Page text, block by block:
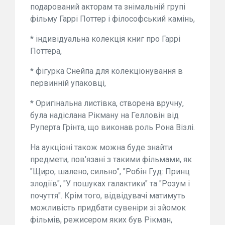
подарований акторам та знімальній групі
фільму Гаррі Поттер і філософський камінь,
* індивідуальна колекція книг про Гаррі
Поттера,
* фігурка Снейпа для колекціонування в
первинній упаковці,
* Оригінальна листівка, створена вручну,
була надіслана Рікману на Гелловін від
Руперта Грінта, що виконав роль Рона Візлі.
На аукціоні також можна буде знайти
предмети, пов’язані з такими фільмами, як
"Щиро, шалено, сильно", "Робін Гуд: Принц
злодіїв", "У пошуках галактики" та "Розум і
почуття". Крім того, відвідувачі матимуть
можливість придбати сувеніри зі зйомок
фільмів, режисером яких був Рікман,